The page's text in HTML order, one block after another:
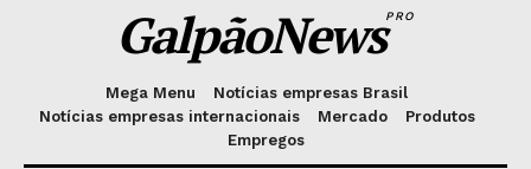
GalpãoNewsPRO
Mega Menu
Notícias empresas Brasil
Notícias empresas internacionais
Mercado
Produtos
Empregos